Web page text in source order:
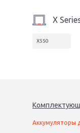
X
X550
Аккумуляторы